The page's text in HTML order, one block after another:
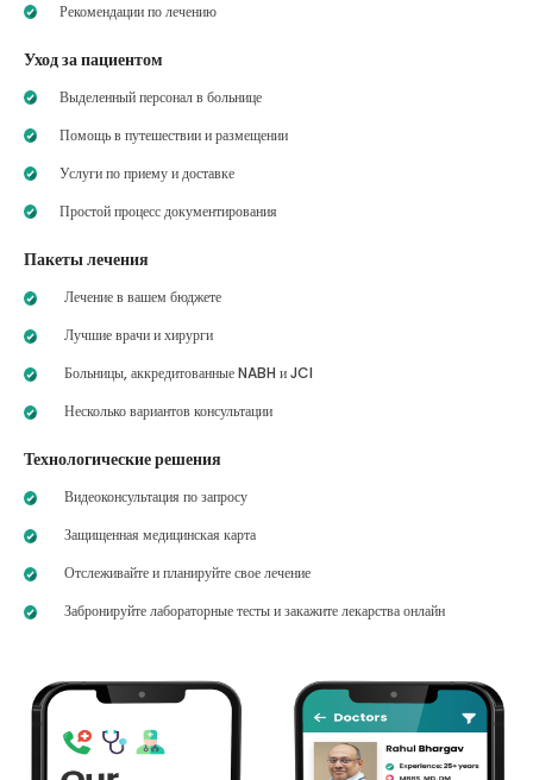
Рекомендации по лечению
Уход за пациентом
Выделенный персонал в больнице
Помощь в путешествии и размещении
Услуги по приему и доставке
Простой процесс документирования
Пакеты лечения
Лечение в вашем бюджете
Лучшие врачи и хирурги
Больницы, аккредитованные NABH и JCI
Несколько вариантов консультации
Технологические решения
Видеоконсультация по запросу
Защищенная медицинская карта
Отслеживайте и планируйте свое лечение
Забронируйте лабораторные тесты и закажите лекарства онлайн